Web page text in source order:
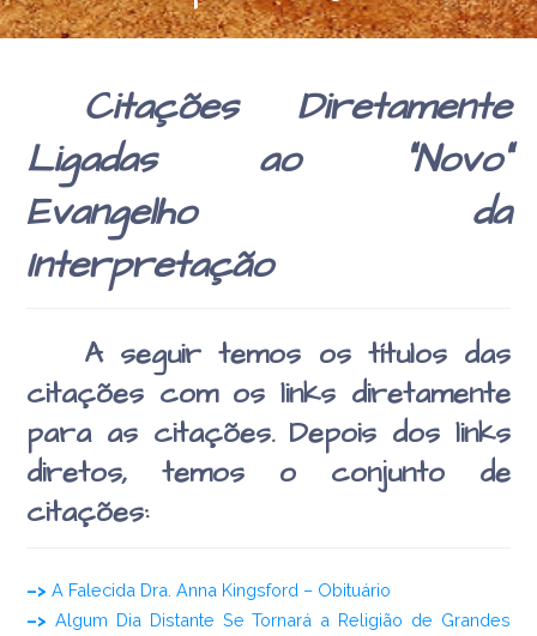
religiosa de Anna
Kingsford e
Edward Maitland
Citações Diretamente
Ligadas ao “Novo”
Evangelho da
Interpretação
A seguir temos os títulos das
citações com os links diretamente
para as citações. Depois dos links
diretos, temos o conjunto de
citações:
–> A Falecida Dra. Anna Kingsford – Obituário
–> Algum Dia Distante Se Tornará a Religião de Grandes